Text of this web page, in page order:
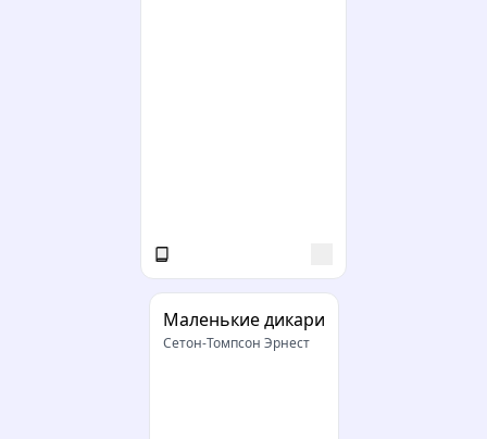
Маленькие дикари
Сетон-Томпсон Эрнест